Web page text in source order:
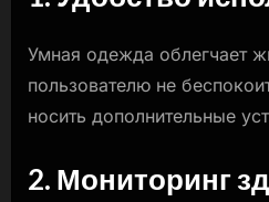
Умная одежда облегчает
пользователю не
носить дополнительные
2. Мониторинг